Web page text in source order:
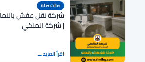
ذات صلة
| شركة الملكي
اقرأ المزيد